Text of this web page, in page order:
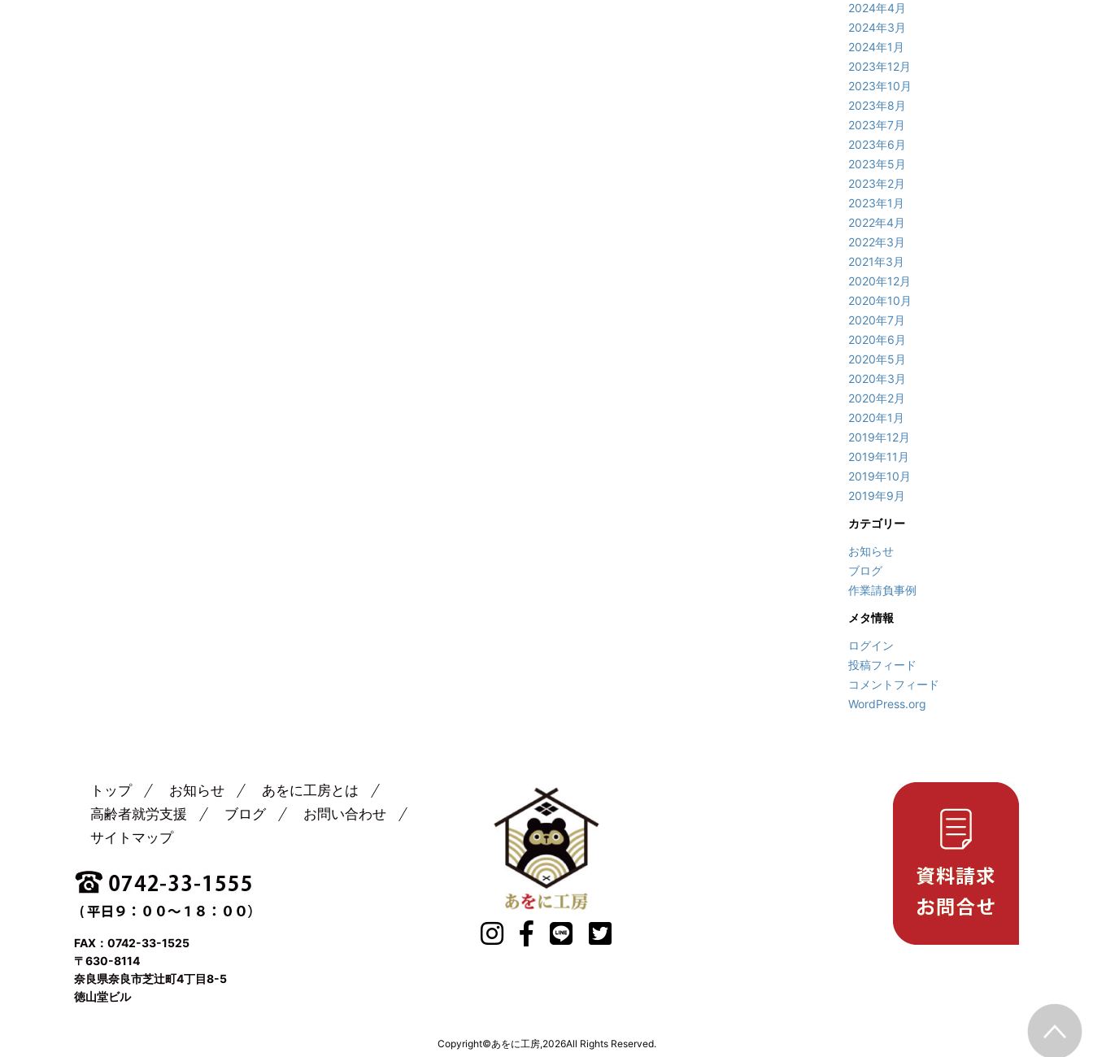
2024年4月
2024年3月
2024年1月
2023年12月
2023年10月
2023年8月
2023年7月
2023年6月
2023年5月
2023年2月
2023年1月
2022年4月
2022年3月
2021年3月
2020年12月
2020年10月
2020年7月
2020年6月
2020年5月
2020年3月
2020年2月
2020年1月
2019年12月
2019年11月
2019年10月
2019年9月
カテゴリー
お知らせ
ブログ
作業請負事例
メタ情報
ログイン
投稿フィード
コメントフィード
WordPress.org
トップ お知らせ
あをに工房とは
高齢者就労支援
ブログ
お問い合わせ
サイトマップ
FAX：0742-33-1525
〒630-8114
奈良県奈良市芝辻町4丁目8-5
徳山堂ビル
Copyright©あをに工房,2026All Rights Reserved.